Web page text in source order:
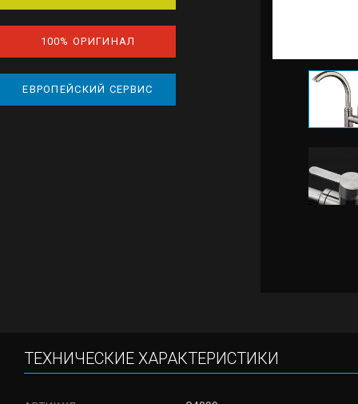
100% ОРИГИНАЛ
ЕВРОПЕЙСКИЙ СЕРВИС
ТЕХНИЧЕСКИЕ ХАРАКТЕРИСТИКИ